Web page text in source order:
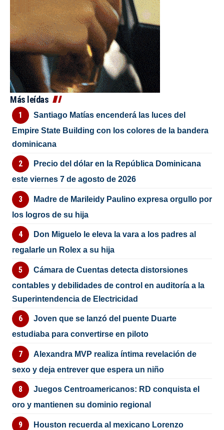
Más leídas
Santiago Matías encenderá las luces del
Empire State Building con los colores de la bandera
dominicana
Precio del dólar en la República Dominicana
este viernes 7 de agosto de 2026
Madre de Marileidy Paulino expresa orgullo por
los logros de su hija
Don Miguelo le eleva la vara a los padres al
regalarle un Rolex a su hija
Cámara de Cuentas detecta distorsiones
contables y debilidades de control en auditoría a la
Superintendencia de Electricidad
Joven que se lanzó del puente Duarte
estudiaba para convertirse en piloto
Alexandra MVP realiza íntima revelación de
sexo y deja entrever que espera un niño
Juegos Centroamericanos: RD conquista el
oro y mantienen su dominio regional
Houston recuerda al mexicano Lorenzo